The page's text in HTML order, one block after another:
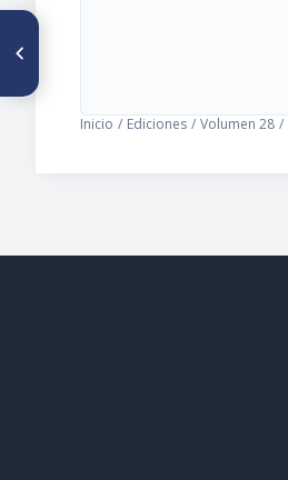
Inicio / Ediciones / Volumen 28 /